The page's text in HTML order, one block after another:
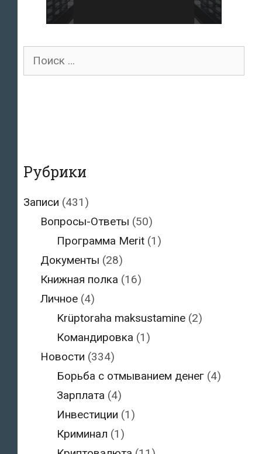
Поиск
Рубрики
Записи (431)
Вопросы-Ответы (50)
Программа Merit (1)
Документы (28)
Книжная полка (16)
Личное(4)
Krüptoraha maksustamine (2)
Командировка (1)
Новости (334)
Борьба с отмыванием денег (4)
Зарплата (4)
Инвестиции (1)
Криминал (1)